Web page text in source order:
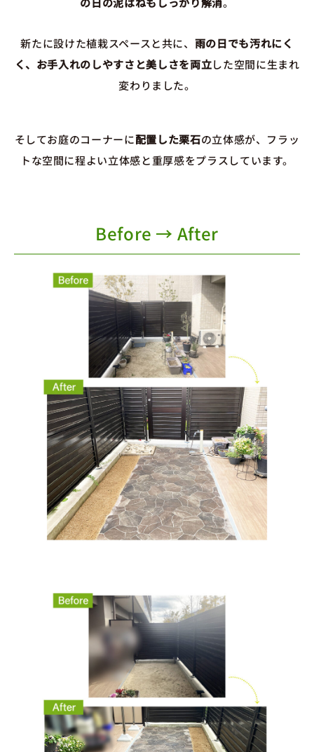
新たに設けた植栽スペースと共に、 雨の日でも汚れにく
く、お手入れのしやすさと美しさを両立した空間に生まれ
変わりました。
そしてお庭のコーナーに配置した栗石の立体感が、フラッ
トな空間に程よい立体感と重厚感をプラスしています。
Before → After